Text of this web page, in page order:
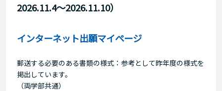
2026.11.4～2026.11.10）
インターネット出願マイページ
郵送する必要のある書類の様式：参考として昨年度の様式を
掲出しています。
（両学部共通）